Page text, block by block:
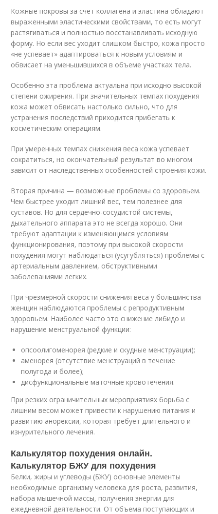
Кожные покровы за счет коллагена и эластина обладают
выраженными эластическими свойствами, то есть могут
растягиваться и полностью восстанавливать исходную
форму. Но если вес уходит слишком быстро, кожа просто
«не успевает» адаптироваться к новым условиям и
обвисает на уменьшившихся в объеме участках тела.
Особенно эта проблема актуальна при исходно высокой
степени ожирения. При значительных темпах похудения
кожа может обвисать настолько сильно, что для
устранения последствий приходится прибегать к
косметическим операциям.
При умеренных темпах снижения веса кожа успевает
сократиться, но окончательный результат во многом
зависит от наследственных особенностей строения кожи.
Вторая причина — возможные проблемы со здоровьем.
Чем быстрее уходит лишний вес, тем полезнее для
суставов. Но для сердечно-сосудистой системы,
дыхательного аппарата это не всегда хорошо. Они
требуют адаптации к изменяющимся условиям
функционирования, поэтому при высокой скорости
похудения могут наблюдаться (усугубляться) проблемы с
артериальным давлением, обструктивными
заболеваниями легких.
При чрезмерной скорости снижения веса у большинства
женщин наблюдаются проблемы с репродуктивным
здоровьем. Наиболее часто это снижение либидо и
нарушение менструальной функции:
опсоолигоменорея (редкие и скудные менструации);
аменорея (отсутствие менструаций в течение
полугода и более);
дисфункциональные маточные кровотечения.
При резких ограничительных мероприятиях борьба с
лишним весом может привести к нарушению питания и
развитию анорексии, которая требует длительного и
изнурительного лечения.
Калькулятор похудения онлайн.
Калькулятор БЖУ для похудения
Белки, жиры и углеводы (БЖУ) основные элементы
необходимые организму человека для роста, развития,
набора мышечной массы, получения энергии для
ежедневной деятельности. От объема поступающих и